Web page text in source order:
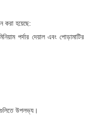
করা হয়েছে:
পর্দার দেয়াল এবং পোড়ামাটির
উপলভ্য।